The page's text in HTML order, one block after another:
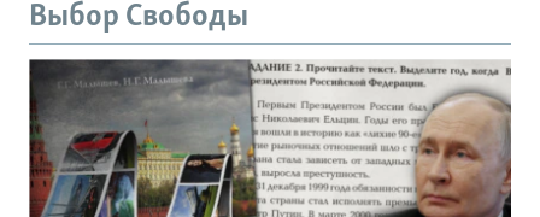
Выбор Свободы